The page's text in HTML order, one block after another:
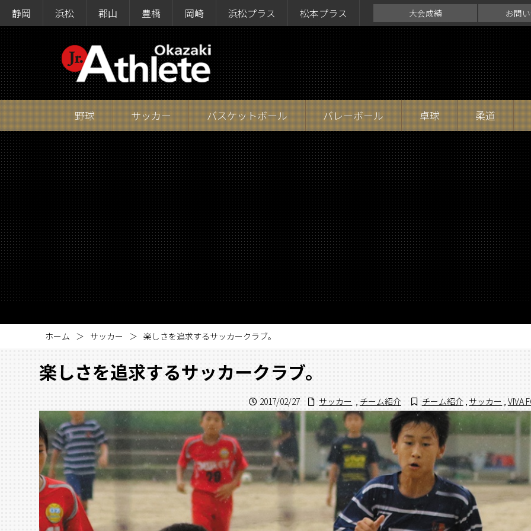
静岡 浜松 郡山 豊橋 岡崎 浜松プラス 松本プラス 大会成績 お問
野球 サッカー バスケットボール バレーボール 卓球 柔道
ホーム サッカー 楽しさを追求するサッカークラブ。
楽しさを追求するサッカークラブ。
2017/02/27 サッカー , チーム紹介 チーム紹介 , サッカー , VIVA